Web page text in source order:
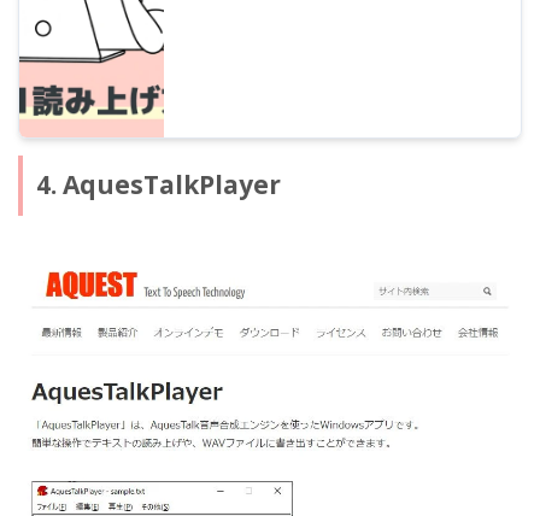
4. AquesTalkPlayer